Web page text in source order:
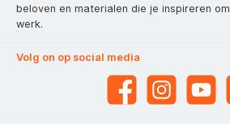
beloven en materialen die je inspireren
werk.
Volg on op social media